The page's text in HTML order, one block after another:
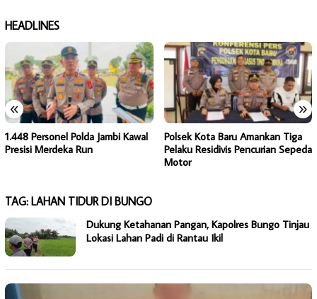
HEADLINES
« »
1.448 Personel Polda Jambi Kawal
Presisi Merdeka Run
Polsek Kota Baru Amankan Tiga
Pelaku Residivis Pencurian Sepeda
Motor
TAG: LAHAN TIDUR DI BUNGO
Dukung Ketahanan Pangan, Kapolres Bungo Tinjau
Lokasi Lahan Padi di Rantau Ikil